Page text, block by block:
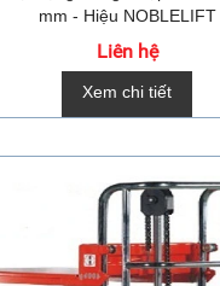
mm - Hiệu NOBLELIFT
Liên hệ
Xem chi tiết